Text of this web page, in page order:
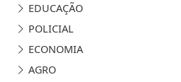
EDUCAÇÃO
POLICIAL
ECONOMIA
AGRO